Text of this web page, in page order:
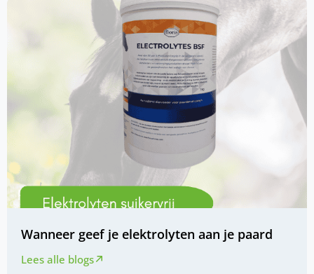
Wanneer geef je elektrolyten aan je paard
Lees alle blogs